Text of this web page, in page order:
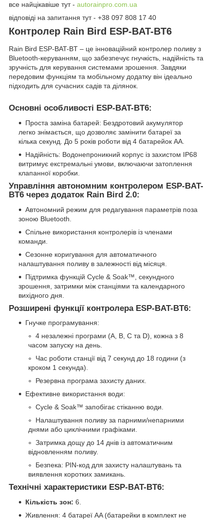
все найцікавіше тут - autorainpro.com.ua
відповіді на запитання тут - +38 097 808 17 40
Контролер Rain Bird ESP-BAT-BT6
Rain Bird ESP-BAT-BT – це інноваційний контролер поливу з
Bluetooth-керуванням, що забезпечує гнучкість, надійність та
зручність для керування системами зрошення. Завдяки
передовим функціям та мобільному додатку він ідеально
підходить для сучасних садів та ділянок.
Основні особливості ESP-BAT-BT6:
Проста заміна батарей: Бездротовий акумулятор
легко знімається, що дозволяє замінити батареї за
кілька секунд. До 5 років роботи від 4 батарейок AA.
Надійність: Водонепроникний корпус із захистом IP68
витримує екстремальні умови, включаючи затоплення
клапанної коробки.
Управління автономним контролером ESP-BAT-
BT6 через додаток Rain Bird 2.0:
Автономний режим для редагування параметрів поза
зоною Bluetooth.
Спільне використання контролерів із членами
команди.
Сезонне коригування для автоматичного
налаштування поливу в залежності від місяця.
Підтримка функцій Cycle & Soak™, секундного
зрошення, затримки між станціями та календарного
вихідного дня.
Розширені функції контролера ESP-BAT-BT6:
Гнучке програмування:
4 незалежні програми (A, B, C та D), кожна з 8
часом запуску на день.
Час роботи станції від 7 секунд до 18 години (з
кроком 1 секунда).
Резервна програма захисту даних.
Ефективне використання води:
Cycle & Soak™ запобігає стіканню води.
Налаштування поливу за парними/непарними
днями або циклічними графіками.
Затримка дощу до 14 днів із автоматичним
відновленням поливу.
Безпека: PIN-код для захисту налаштувань та
виявлення коротких замикань.
Технічні характеристики ESP-BAT-BT6:
Кількість зон: 6.
Живлення: 4 батареї AA (батарейки в комплект не